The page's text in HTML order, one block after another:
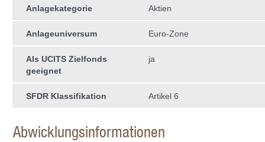
Anlagekategorie Aktien
Anlageuniversum Euro-Zone
Als UCITS Zielfonds
geeignet
ja
SFDR Klassifikation Artikel 6
Abwicklungsinformationen